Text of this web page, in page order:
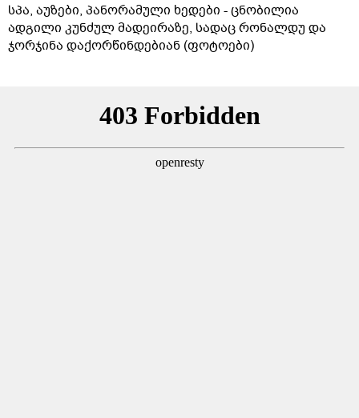
სპა, აუზები, პანორამული ხედები - ცნობილია
ადგილი კუნძულ მადეირაზე, სადაც რონალდუ და
ჯორჯინა დაქორწინდებიან (ფოტოები)